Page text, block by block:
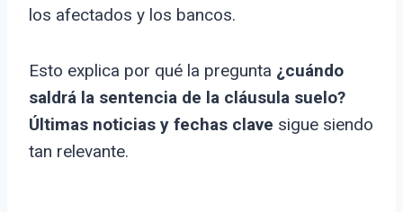
los afectados y los bancos.
Esto explica por qué la pregunta ¿cuándo
saldrá la sentencia de la cláusula suelo?
Últimas noticias y fechas clave sigue siendo
tan relevante.